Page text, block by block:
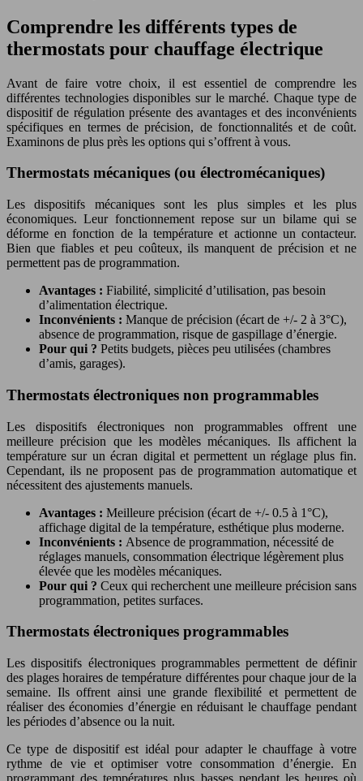
Comprendre les différents types de
thermostats pour chauffage électrique
Avant de faire votre choix, il est essentiel de comprendre les
différentes technologies disponibles sur le marché. Chaque type de
dispositif de régulation présente des avantages et des inconvénients
spécifiques en termes de précision, de fonctionnalités et de coût.
Examinons de plus près les options qui s’offrent à vous.
Thermostats mécaniques (ou électromécaniques)
Les dispositifs mécaniques sont les plus simples et les plus
économiques. Leur fonctionnement repose sur un bilame qui se
déforme en fonction de la température et actionne un contacteur.
Bien que fiables et peu coûteux, ils manquent de précision et ne
permettent pas de programmation.
Avantages : Fiabilité, simplicité d’utilisation, pas besoin
d’alimentation électrique.
Inconvénients : Manque de précision (écart de +/- 2 à 3°C),
absence de programmation, risque de gaspillage d’énergie.
Pour qui ? Petits budgets, pièces peu utilisées (chambres
d’amis, garages).
Thermostats électroniques non programmables
Les dispositifs électroniques non programmables offrent une
meilleure précision que les modèles mécaniques. Ils affichent la
température sur un écran digital et permettent un réglage plus fin.
Cependant, ils ne proposent pas de programmation automatique et
nécessitent des ajustements manuels.
Avantages : Meilleure précision (écart de +/- 0.5 à 1°C),
affichage digital de la température, esthétique plus moderne.
Inconvénients : Absence de programmation, nécessité de
réglages manuels, consommation électrique légèrement plus
élevée que les modèles mécaniques.
Pour qui ? Ceux qui recherchent une meilleure précision sans
programmation, petites surfaces.
Thermostats électroniques programmables
Les dispositifs électroniques programmables permettent de définir
des plages horaires de température différentes pour chaque jour de la
semaine. Ils offrent ainsi une grande flexibilité et permettent de
réaliser des économies d’énergie en réduisant le chauffage pendant
les périodes d’absence ou la nuit.
Ce type de dispositif est idéal pour adapter le chauffage à votre
rythme de vie et optimiser votre consommation d’énergie. En
programmant des températures plus basses pendant les heures où